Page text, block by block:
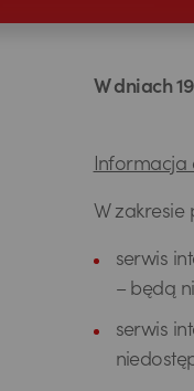
W dniach
Informacja
W zakresie
serwis
– będą
serwis